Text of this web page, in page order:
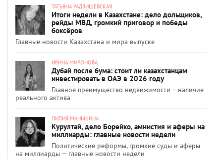
ТАТЬЯНА РАДЗИШЕВСКАЯ
Итоги недели в Казахстане: дело дольщиков,
рейды МВД, громкий приговор и победы
боксёров
Главные новости Казахстана и мира выпуске
ИРИНА МИРОНОВА
Дубай после бума: стоит ли казахстанцам
инвестировать в ОАЭ в 2026 году
Главное преимущество недвижимости – наличие
реального актива
ЛИЛИЯ МАНЬШИНА
Курултай, дело Борейко, амнистия и аферы на
миллиарды: главные новости недели
Политические реформы, громкие суды и аферы
на миллиарды — главные новости недели